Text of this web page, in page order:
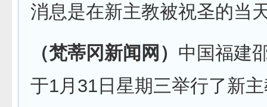
消息是在新主教被祝圣的当
（梵蒂冈新闻网） 中国福建
于1月31日星期三举行了新